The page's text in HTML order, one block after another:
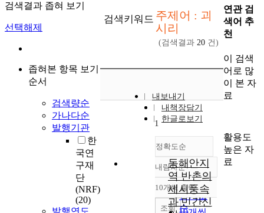
검색결과 좁혀 보기
선택해제
좁혀본 항목 보기
순서
검색량순
가나다순
발행기관
한
국연
구재
단
(NRF)
(20)
검색키워드 주제어 : 괴
시리
(검색결과 20 건)
내보내기
내책장담기
한글로보기
정확도순
정확도
순
인기도
순
내림차순
내림차순
10개씩 출력
조회
1
동해안지
역 반촌의
세시풍속
과 민간신
연관 검
색어 추
천
이 검색
어로 많
이 본 자
료
활용도
높은 자
료